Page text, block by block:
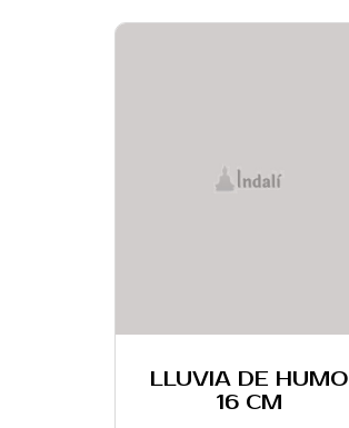
LLUVIA DE HUMO
16 CM